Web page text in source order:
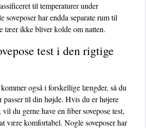
til temperaturer under
soveposer har endda separate rum til
tæer ikke bliver kolde om natten.
test i den rigtige
også i forskellige længder, så du
passer til din højde. Hvis du er højere
du gerne have en fiber sovepose test,
være komfortabel. Nogle soveposer har